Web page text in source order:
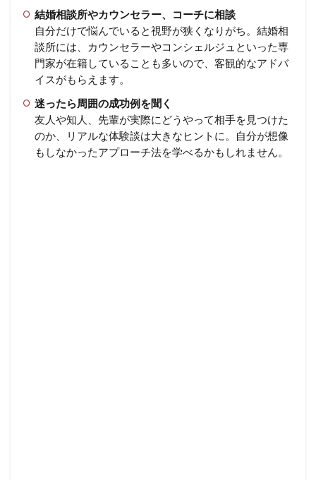
結婚相談所やカウンセラー、コーチに相談
自分だけで悩んでいると視野が狭くなりがち。結婚相
談所には、カウンセラーやコンシェルジュといった専
門家が在籍していることも多いので、客観的なアドバ
イスがもらえます。
迷ったら周囲の成功例を聞く
友人や知人、先輩が実際にどうやって相手を見つけた
のか、リアルな体験談は大きなヒントに。自分が想像
もしなかったアプローチ法を学べるかもしれません。